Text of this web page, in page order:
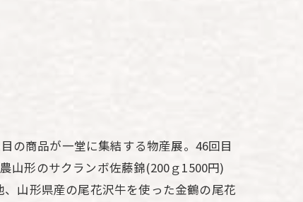
の商品が一堂に集結する物産展。46回目
山形のサクランボ佐藤錦(200ｇ1500円)
山形県産の尾花沢牛を使った金鶴の尾花